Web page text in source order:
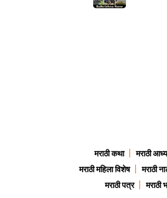
मराठी कथा मराठी
मराठी महिला विशेष
मराठी
मराठी पत्र
मराठी